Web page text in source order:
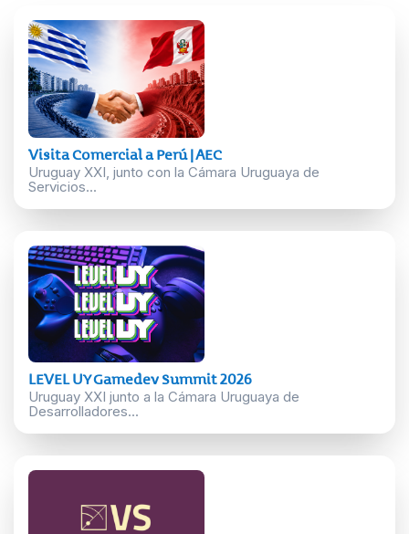
Visita Comercial a Perú | AEC
Uruguay XXI, junto con la Cámara Uruguaya de
Servicios...
LEVEL UY Gamedev Summit 2026
Uruguay XXI junto a la Cámara Uruguaya de
Desarrolladores...